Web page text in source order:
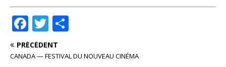
F
a
c
T
w
it ta
PRÉCÉDENT
CANADA — FESTIVAL DU NOUVEAU CINÉMA